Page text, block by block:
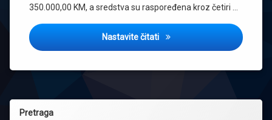
350.000,00 KM, a sredstva su raspoređena kroz četiri …
Nastavite čitati Grad Zenica izdvojio
Pretraga